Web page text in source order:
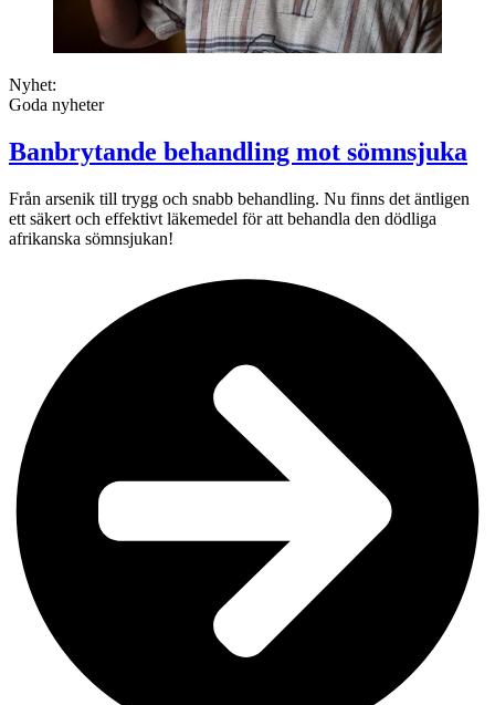
Nyhet:
Goda nyheter
Banbrytande behandling mot sömnsjuka
Från arsenik till trygg och snabb behandling. Nu finns det äntligen
ett säkert och effektivt läkemedel för att behandla den dödliga
afrikanska sömnsjukan!